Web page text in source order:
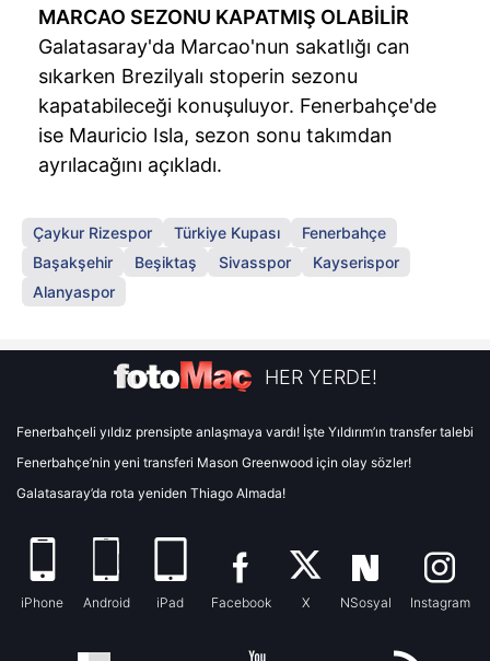
MARCAO SEZONU KAPATMIŞ OLABİLİR
Galatasaray'da Marcao'nun sakatlığı can
sıkarken Brezilyalı stoperin sezonu
kapatabileceği konuşuluyor. Fenerbahçe'de
ise Mauricio Isla, sezon sonu takımdan
ayrılacağını açıkladı.
Çaykur Rizespor Türkiye Kupası
Fenerbahçe
Başakşehir
Beşiktaş Sivasspor
Kayserispor
Alanyaspor
HER YERDE!
Fenerbahçeli yıldız prensipte anlaşmaya vardı! İşte Yıldırım’ın transfer talebi
Fenerbahçe’nin yeni transferi Mason Greenwood için olay sözler!
Galatasaray’da rota yeniden Thiago Almada!
iPhone Android iPad Facebook X NSosyal Instagram